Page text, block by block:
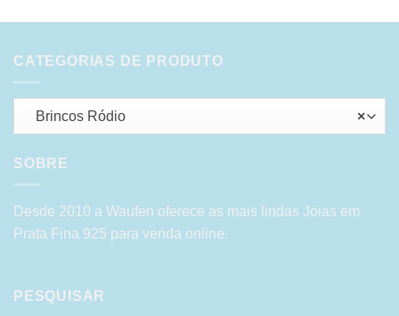
CATEGORIAS DE PRODUTO
×
Brincos Ródio
SOBRE
Desde 2010 a Waufen oferece as mais lindas Joias em
Prata Fina 925 para venda online.
PESQUISAR